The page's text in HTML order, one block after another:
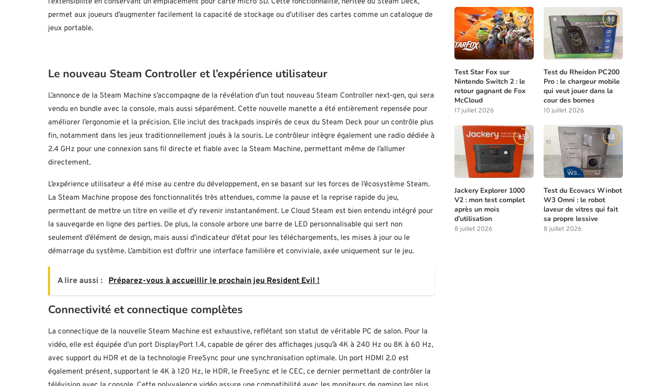
permet aux joueurs d’augmenter facilement la capacité de stockage ou d’utiliser des cartes comme un catalogue de
jeux portable.
Le nouveau Steam Controller et l’expérience utilisateur
L’annonce de la Steam Machine s’accompagne de la révélation d’un tout nouveau Steam Controller next-gen, qui sera
vendu en bundle avec la console, mais aussi séparément. Cette nouvelle manette a été entièrement repensée pour
améliorer l’ergonomie et la précision. Elle inclut des trackpads inspirés de ceux du Steam Deck pour un contrôle plus
fin, notamment dans les jeux traditionnellement joués à la souris. Le contrôleur intègre également une radio dédiée à
2.4 GHz pour une connexion sans fil directe et fiable avec la Steam Machine, permettant même de l’allumer
directement.
L’expérience utilisateur a été mise au centre du développement, en se basant sur les forces de l’écosystème Steam.
La Steam Machine propose des fonctionnalités très attendues, comme la pause et la reprise rapide du jeu,
permettant de mettre un titre en veille et d’y revenir instantanément. Le Cloud Steam est bien entendu intégré pour
la sauvegarde en ligne des parties. De plus, la console arbore une barre de LED personnalisable qui sert non
seulement d’élément de design, mais aussi d’indicateur d’état pour les téléchargements, les mises à jour ou le
démarrage du système. L’ambition est d’offrir une interface familière et conviviale, axée uniquement sur le jeu.
A lire aussi : Préparez-vous à accueillir le prochain jeu Resident Evil !
Connectivité et connectique complètes
La connectique de la nouvelle Steam Machine est exhaustive, reflétant son statut de véritable PC de salon. Pour la
vidéo, elle est équipée d’un port DisplayPort 1.4, capable de gérer des affichages jusqu’à 4K à 240 Hz ou 8K à 60 Hz,
avec support du HDR et de la technologie FreeSync pour une synchronisation optimale. Un port HDMI 2.0 est
également présent, supportant le 4K à 120 Hz, le HDR, le FreeSync et le CEC, ce dernier permettant de contrôler la
8.0
Test Star Fox sur
Nintendo Switch 2 : le
retour gagnant de Fox
McCloud
17 juillet 2026
9.0
Test du Rheidon PC200
Pro : le chargeur mobile
qui veut jouer dans la
cour des bornes
10 juillet 2026
8.5
Jackery Explorer 1000
V2 : mon test complet
après un mois
d’utilisation
8 juillet 2026
8.0
Test du Ecovacs Winbot
W3 Omni : le robot
laveur de vitres qui fait
sa propre lessive
8 juillet 2026